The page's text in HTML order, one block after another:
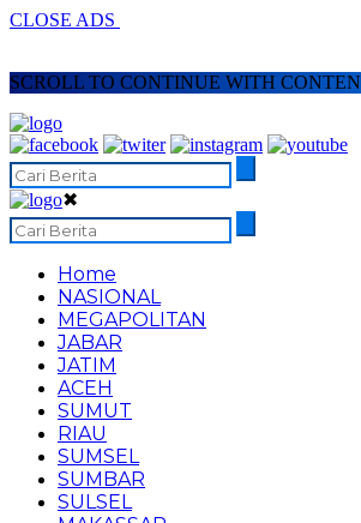
CLOSE ADS
SCROLL TO CONTINUE WITH
✖
Home
NASIONAL
MEGAPOLITAN
JABAR
JATIM
ACEH
SUMUT
RIAU
SUMSEL
SUMBAR
SULSEL